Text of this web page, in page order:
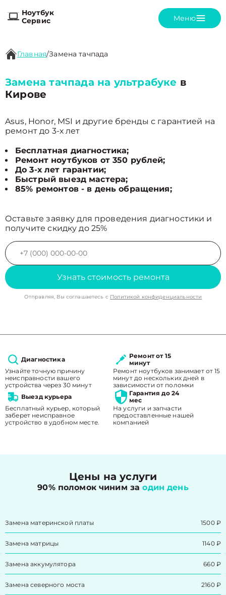
Ноутбук
Сервис
Меню
Главная/Замена тачпада
Замена тачпада на ультрабуке в
Кирове
Asus, Honor, MSI и другие бренды с гарантией на
ремонт до 3-х лет
Бесплатная диагностика;
Ремонт ноутбуков от 350 рублей;
До 3-х лет гарантии;
Быстрый выезд мастера;
85% ремонтов - в день обращения;
Оставьте заявку для проведения диагностики и
получите скидку до 25%
Узнать стоимость ремонта
Отправляя, Вы соглашаетесь с Политикой конфиденциальности
Диагностика
Узнайте точную причину
неисправности вашего
устройства через 30 минут
Ремонт от 15
минут
Ремонт ноутбуков занимает от 15
минут до нескольких дней в
зависимости от поломки
Выезд курьера
Бесплатный курьер, который
заберет неисправное
устройство в удобном месте.
Гарантия до 24
мес
На услуги и запчасти
предоставленные нашей
компанией
Цены на услуги
90% поломок чиним заодин день
Замена материнской платы 1500 ₽
Замена матрицы 1140 ₽
Замена аккумулятора 660 ₽
Замена северного моста 2160 ₽